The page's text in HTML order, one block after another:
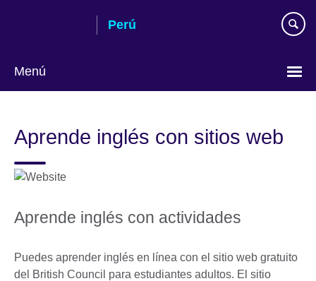
Perú
Menú
language
Aprende inglés con sitios web
Aprende inglés con actividades
Puedes aprender inglés en línea con el sitio web gratuito
del British Council para estudiantes adultos. El sitio